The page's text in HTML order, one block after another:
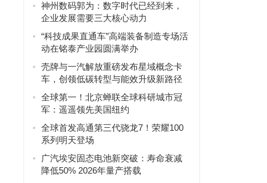
神州数码郭为：数字时代已经到来，
企业发展需要三大核心动力
“科技成果直通车”高端装备制造专场活
动在铭泰产业园圆满举办
壳牌与一汽解放重磅发布星域概念卡
车，创领低碳转型与能效升级新路径
全球第一！北京蝉联全球科研城市冠
军：遥遥领先美国纽约
全球首发高通第三代骁龙7！荣耀100
系列明天登场
广汽埃安固态电池新突破：寿命衰减
降低50% 2026年量产搭载